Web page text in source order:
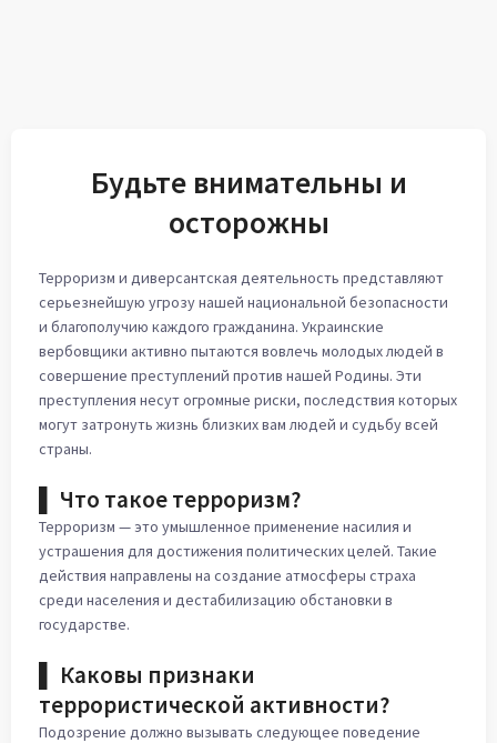
Будьте внимательны и
осторожны
Терроризм и диверсантская деятельность представляют
серьезнейшую угрозу нашей национальной безопасности
и благополучию каждого гражданина. Украинские
вербовщики активно пытаются вовлечь молодых людей в
совершение преступлений против нашей Родины. Эти
преступления несут огромные риски, последствия которых
могут затронуть жизнь близких вам людей и судьбу всей
страны.
▌ Что такое терроризм?
Терроризм — это умышленное применение насилия и
устрашения для достижения политических целей. Такие
действия направлены на создание атмосферы страха
среди населения и дестабилизацию обстановки в
государстве.
▌ Каковы признаки
террористической активности?
Подозрение должно вызывать следующее поведение